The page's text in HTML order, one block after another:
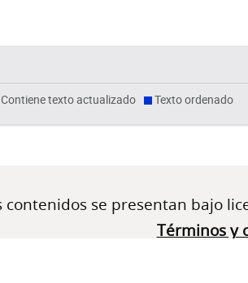
Contiene texto actualizado Texto ordenado